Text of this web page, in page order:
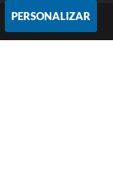
PERSONALIZAR